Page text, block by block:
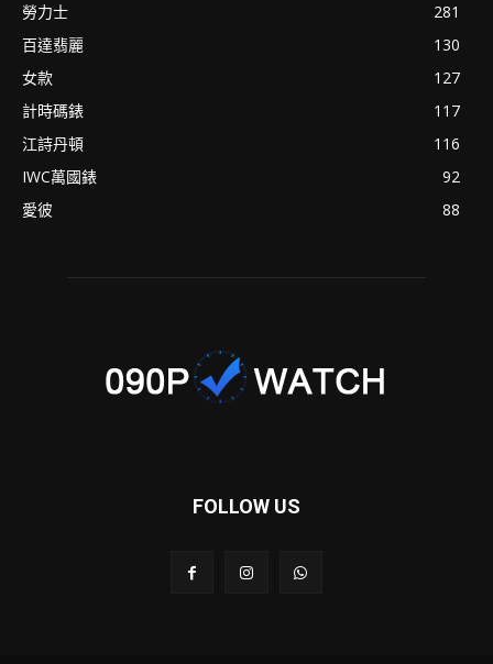
勞力士
281
百達翡麗
130
女款
127
計時碼錶
117
江詩丹頓
116
IWC萬國錶
92
愛彼
88
FOLLOW US